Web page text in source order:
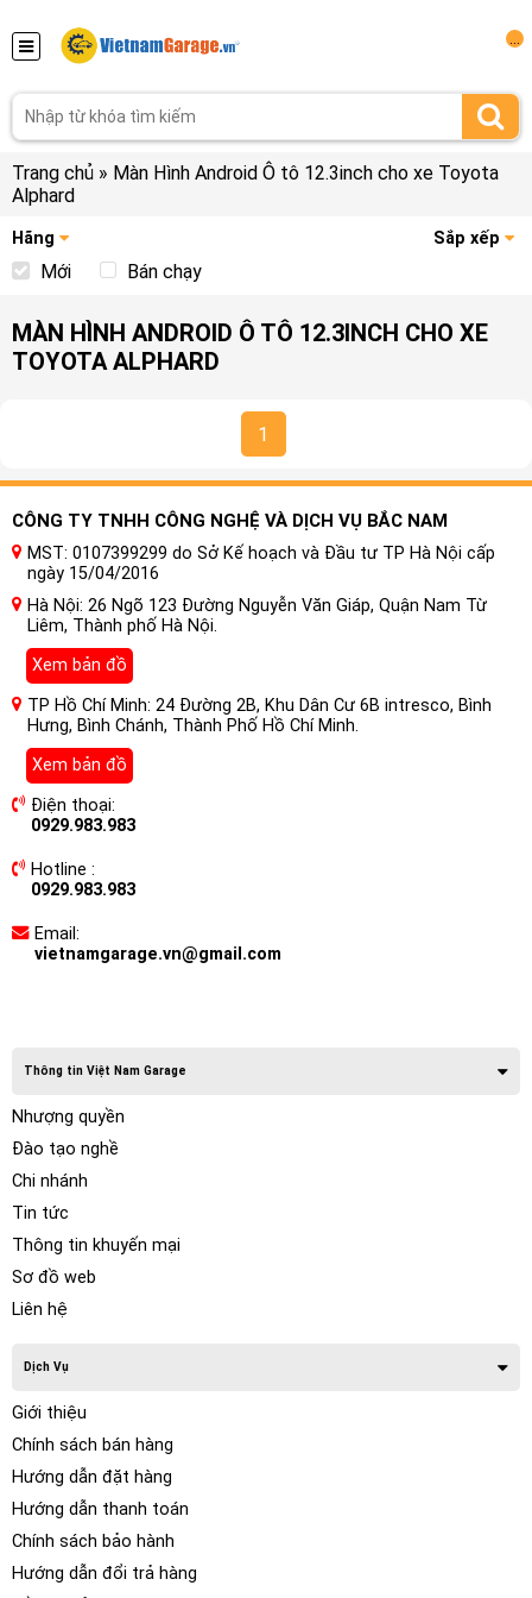
Trang chủ » Màn Hình Android Ô tô 12.3inch cho xe Toyota
Alphard
Hãng Sắp xếp
Mới Bán chạy
MÀN HÌNH ANDROID Ô TÔ 12.3INCH CHO XE
TOYOTA ALPHARD
1
CÔNG TY TNHH CÔNG NGHỆ VÀ DỊCH VỤ BẮC NAM
MST: 0107399299 do Sở Kế hoạch và Đầu tư TP Hà Nội cấp
ngày 15/04/2016
Hà Nội: 26 Ngõ 123 Đường Nguyễn Văn Giáp, Quận Nam Từ
Liêm, Thành phố Hà Nội.
Xem bản đồ
TP Hồ Chí Minh: 24 Đường 2B, Khu Dân Cư 6B intresco, Bình
Hưng, Bình Chánh, Thành Phố Hồ Chí Minh.
Xem bản đồ
Điện thoại:
0929.983.983
Hotline :
0929.983.983
Email:
vietnamgarage.vn@gmail.com
Thông tin Việt Nam Garage
Nhượng quyền
Đào tạo nghề
Chi nhánh
Tin tức
Thông tin khuyến mại
Sơ đồ web
Liên hệ
Dịch Vụ
Giới thiệu
Chính sách bán hàng
Hướng dẫn đặt hàng
Hướng dẫn thanh toán
Chính sách bảo hành
Hướng dẫn đổi trả hàng